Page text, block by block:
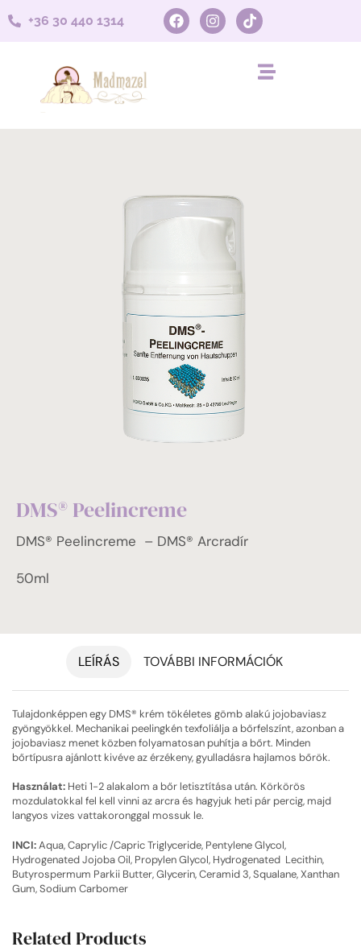
+36 30 440 1314
DMS® Peelincreme
DMS® Peelincreme – DMS® Arcradír
50ml
LEÍRÁS TOVÁBBI INFORMÁCIÓK
Tulajdonképpen egy DMS® krém tökéletes gömb alakú jojobaviasz
gyöngyökkel. Mechanikai peelingkén texfoliálja a bőrfelszínt, azonban a
jojobaviasz menet közben folyamatosan puhítja a bőrt. Minden
bőrtípusra ajánlott kivéve az érzékeny, gyulladásra hajlamos bőrök.
Használat: Heti 1-2 alakalom a bőr letisztítása után. Körkörös
mozdulatokkal fel kell vinni az arcra és hagyjuk heti pár percig, majd
langyos vizes vattakoronggal mossuk le.
INCI:Aqua, Caprylic /Capric Triglyceride, Pentylene Glycol,
Hydrogenated Jojoba Oil, Propylen Glycol, Hydrogenated Lecithin,
Butyrospermum Parkii Butter, Glycerin, Ceramid 3, Squalane, Xanthan
Gum, Sodium Carbomer
Related Products